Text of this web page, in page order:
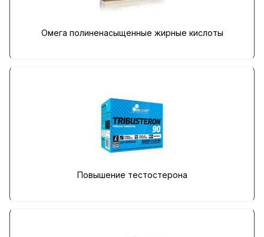
Омега полиненасыщенные жирные кислоты
Повышение тестостерона